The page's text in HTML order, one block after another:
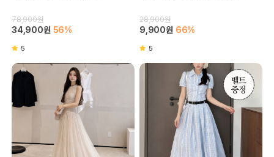
78,900원
34,900원 56%
5
28,900원
9,900원 66%
5